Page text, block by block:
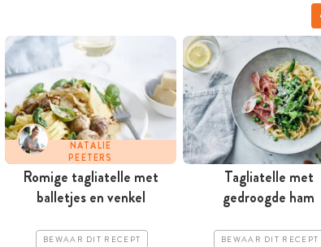
NATALIE
PEETERS
Romige tagliatelle met
balletjes en venkel
BEWAAR DIT RECEPT
Tagliatelle met
gedroogde ham
BEWAAR DIT RECEPT